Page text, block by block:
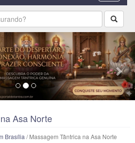
Asa Norte
Brasília / Massagem Tântrica na Asa Norte